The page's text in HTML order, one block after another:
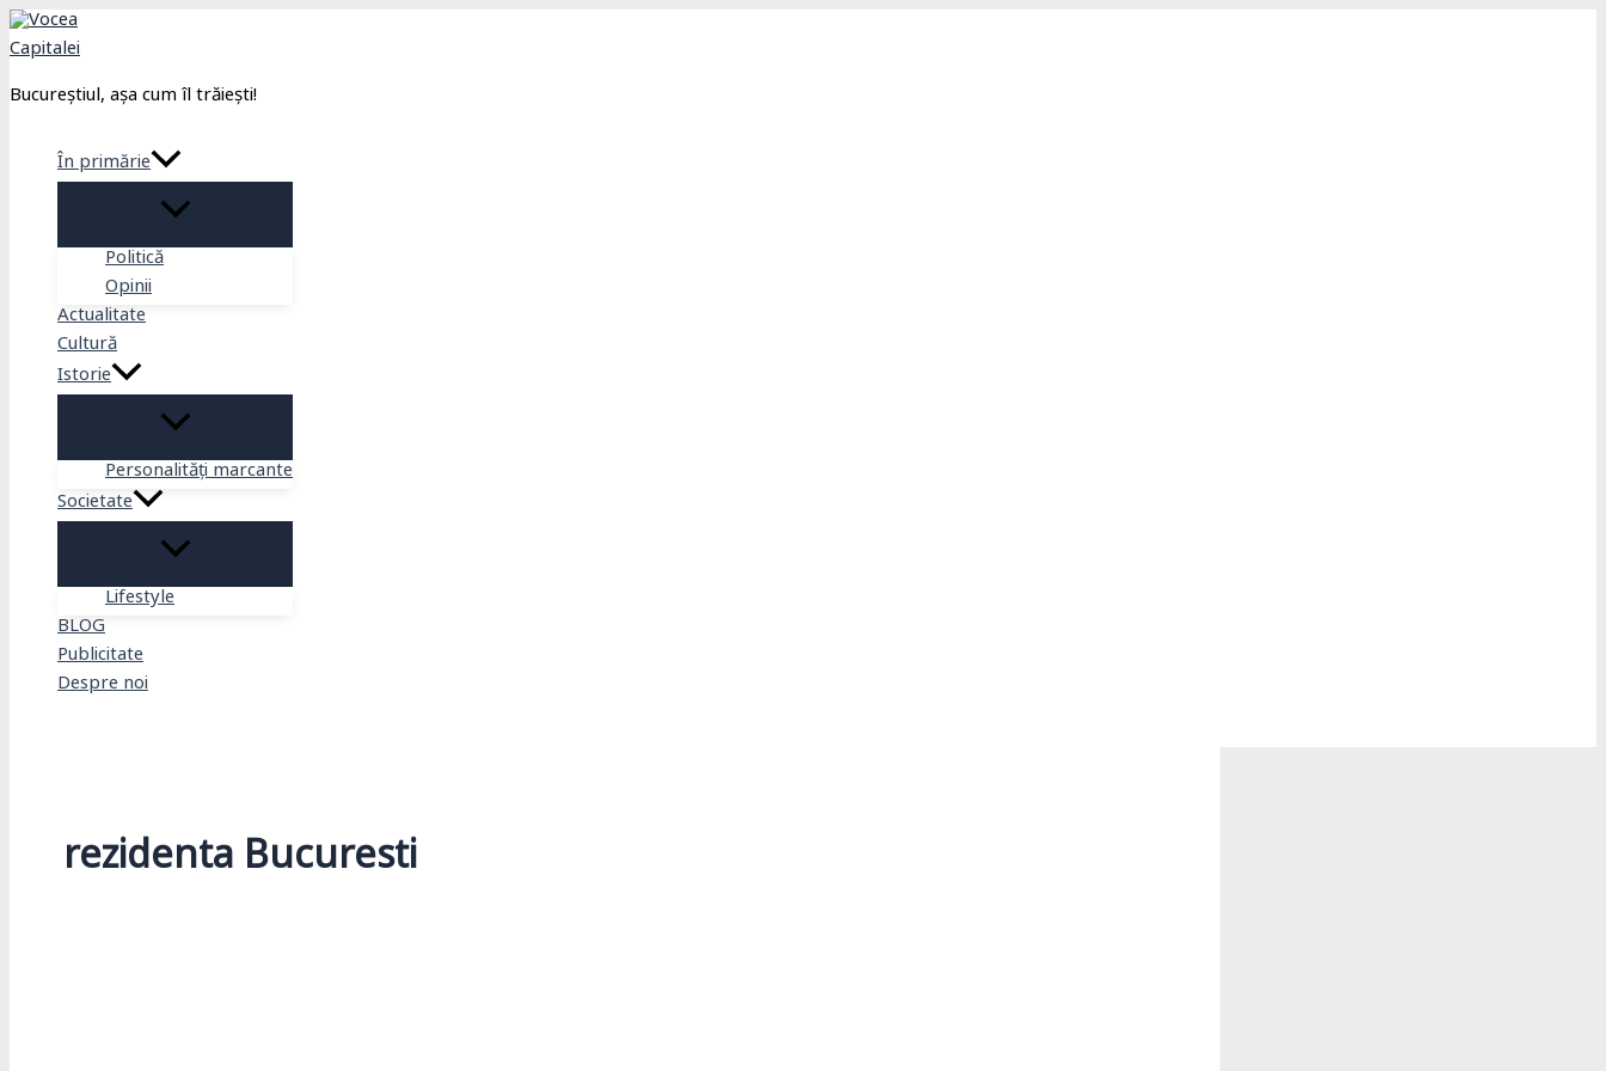
Skip
to
Bucureștiul, așa cum îl trăiești!
În primărie
Politică
Opinii
Actualitate
Cultură
Istorie
Personalități marcante
Societate
Lifestyle
BLOG
Publicitate
Despre noi
rezidenta Bucuresti